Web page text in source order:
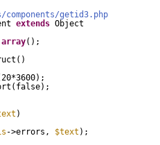
getid3.php
extends Object
array();
)
->errors, $text );